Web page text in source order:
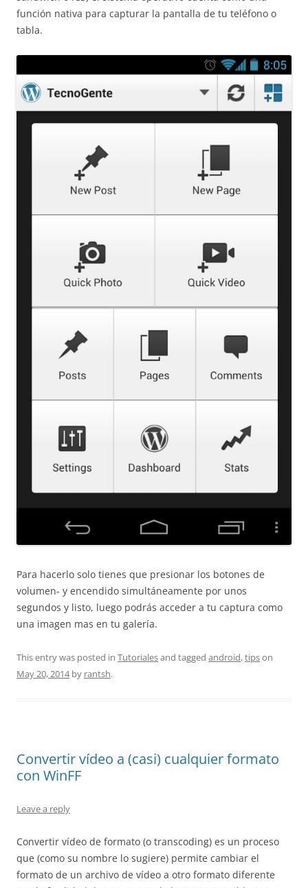
función nativa para capturar la pantalla de tu teléfono o
tabla.
Para hacerlo solo tienes que presionar los botones de
volumen- y encendido simultáneamente por unos
segundos y listo, luego podrás acceder a tu captura como
una imagen mas en tu galería.
This entry was posted in Tutorialesand tagged android,tipson
May 20, 2014by rantsh.
Convertir vídeo a (casi) cualquier formato
con WinFF
Leave a reply
Convertir vídeo de formato (o transcoding) es un proceso
que (como su nombre lo sugiere) permite cambiar el
formato de un archivo de vídeo a otro formato diferente